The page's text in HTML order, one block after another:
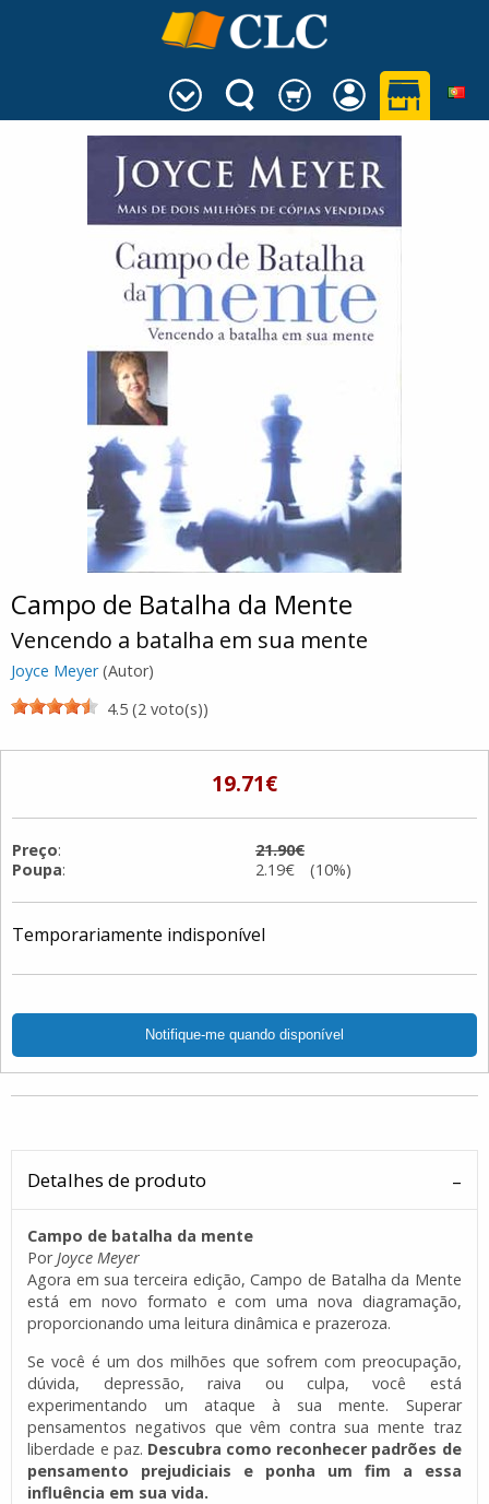
Campo de Batalha da Mente
Vencendo a batalha em sua mente
Joyce Meyer(Autor)
4.5 (2 voto(s))
19.71€
Preço:
21.90€
Poupa: 2.19€ (10%)
Temporariamente indisponível
Detalhes de produto
Campo de batalha da mente
PorJoyce Meyer
Agora em sua terceira edição, Campo de Batalha da Mente
está em novo formato e com uma nova diagramação,
proporcionando uma leitura dinâmica e prazeroza.
Se você é um dos milhões que sofrem com preocupação,
dúvida, depressão, raiva ou culpa, você está
experimentando um ataque à sua mente. Superar
pensamentos negativos que vêm contra sua mente traz
liberdade e paz. Descubra como reconhecer padrões de
pensamento prejudiciais e ponha um fim a essa
influência em sua vida.